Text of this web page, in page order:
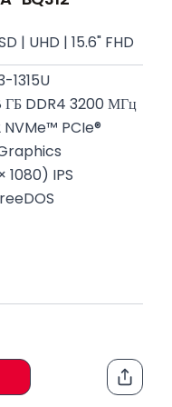
| UHD | 15.6" FHD
1315U
ГБ DDR4 3200 МГц
NVMe™ PCIe®
1080) IPS